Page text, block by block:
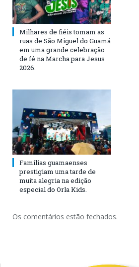
Milhares de fiéis tomam as
ruas de São Miguel do Guamá
em uma grande celebração
de fé na Marcha para Jesus
2026.
Famílias guamaenses
prestigiam uma tarde de
muita alegria na edição
especial do Orla Kids.
Os comentários estão fechados.